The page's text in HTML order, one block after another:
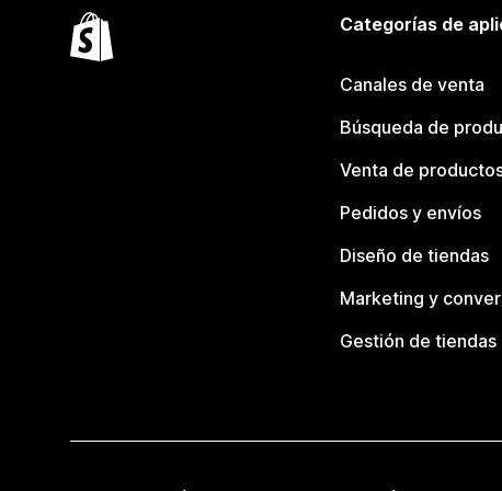
Categorías de
Canales de venta
Búsqueda de
Venta de
Pedidos y envíos
Diseño de tiendas
Marketing y
Gestión de tiendas